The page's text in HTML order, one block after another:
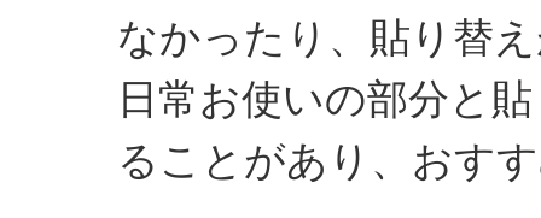
なかったり、貼り替
日常お使いの部分と
ることがあり、おす